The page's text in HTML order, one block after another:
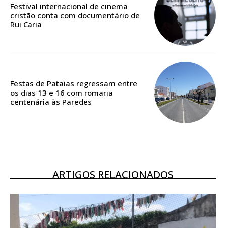
Ofertas para assinatura anual
Festival internacional de cinema
cristão conta com documentário de
Rui Caria
Festas de Pataias regressam entre
os dias 13 e 16 com romaria
centenária às Paredes
ARTIGOS RELACIONADOS